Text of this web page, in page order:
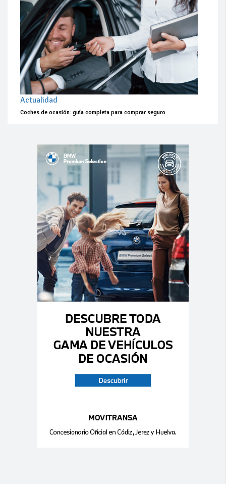
Actualidad
Coches de ocasión: guía completa para comprar seguro